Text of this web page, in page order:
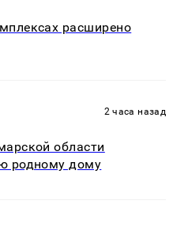
расширено
2 часа назад
области
родному дому